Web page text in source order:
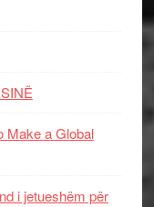
Make a Global
i jetueshëm për